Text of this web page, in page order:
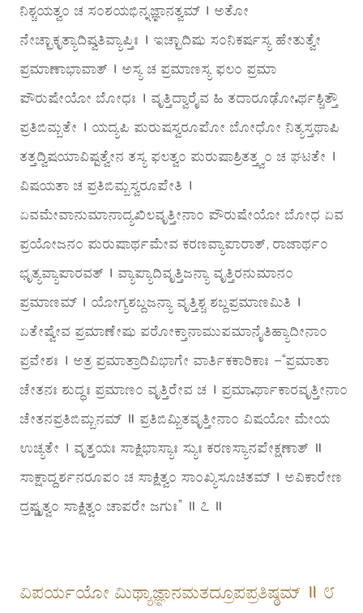
ನಿಶ್ಚಯತ್ವಂ ಚ ಸಂಶಯಭಿನ್ನಜ್ಞಾನತ್ವಮ್ । ಅತೋ
ನೇಚ್ಛಾಕೃತ್ಯಾದಿಷ್ವತಿವ್ಯಾಪ್ತಿಃ । ಇಚ್ಛಾದಿಷು ಸಂನಿಕರ್ಷಸ್ಯ ಹೇತುತ್ವೇ
ಪ್ರಮಾಣಾಭಾವಾತ್ । ಅಸ್ಯ ಚ ಪ್ರಮಾಣಸ್ಯ ಫಲಂ ಪ್ರಮಾ
ಪೌರುಷೇಯೋ ಬೋಧಃ । ವೃತ್ತಿದ್ವಾರೈವ ಹಿ ತದಾರೂಢೋಽರ್ಥಶ್ಚಿತ್ತೌ
ಪ್ರತಿಬಿಮ್ಬತೇ । ಯದ್ಯಪಿ ಪುರುಷಸ್ವರೂಪೋ ಬೋಧೋ ನಿತ್ಯಸ್ತಥಾಪಿ
ತತ್ತದ್ವಿಷಯಾವಿಷ್ಟತ್ವೇನ ತಸ್ಯ ಫಲತ್ವಂ ಪುರುಷಾಶ್ರಿತತ್ತ್ವಂ ಚ ಘಟತೇ ।
ವಿಷಯತಾ ಚ ಪ್ರತಿಬಿಮ್ಬಸ್ವರೂಪೇತಿ ।
ಏವಮೇವಾನುಮಾನಾದ್ಯಖಿಲವೃತ್ತೀನಾಂ ಪೌರುಷೇಯೋ ಬೋಧ ಏವ
ಪ್ರಯೋಜನಂ ಪುರುಷಾರ್ಥಮೇವ ಕರಣವ್ಯಾಪಾರಾತ್, ರಾಜಾರ್ಥಂ
ಭೃತ್ಯವ್ಯಾಪಾರವತ್ । ವ್ಯಾಪ್ಯಾದಿವೃತ್ತಿಜನ್ಯಾ ವೃತ್ತಿರನುಮಾನಂ
ಪ್ರಮಾಣಮ್ । ಯೋಗ್ಯಶಬ್ದಜನ್ಯಾ ವೃತ್ತಿಶ್ಚ ಶಬ್ದಪ್ರಮಾಣಮಿತಿ ।
ಏತೇಷ್ವೇವ ಪ್ರಮಾಣೇಷು ಪರೋಕ್ತಾನಾಮುಪಮಾನೈತಿಹ್ಯಾದೀನಾಂ
ಪ್ರವೇಶಃ । ಅತ್ರ ಪ್ರಮಾತ್ರಾದಿವಿಭಾಗೇ ವಾರ್ತಿಕಕಾರಿಕಾಃ –“ಪ್ರಮಾತಾ
ಚೇತನಃ ಶುದ್ಧಃ ಪ್ರಮಾಣಂ ವೃತ್ತಿರೇವ ಚ । ಪ್ರಮಾಽರ್ಥಾಕಾರವೃತ್ತೀನಾಂ
ಚೇತನಪ್ರತಿಬಿಮ್ಬನಮ್ ॥ ಪ್ರತಿಬಿಮ್ಬಿತವೃತ್ತೀನಾಂ ವಿಷಯೋ ಮೇಯ
ಉಚ್ಯತೇ । ವೃತ್ತಯಃ ಸಾಕ್ಷಿಭಾಸ್ಯಾಃ ಸ್ಯುಃ ಕರಣಸ್ಯಾನಪೇಕ್ಷಣಾತ್ ॥
ಸಾಕ್ಷಾದ್ದರ್ಶನರೂಪಂ ಚ ಸಾಕ್ಷಿತ್ವಂ ಸಾಂಖ್ಯಸೂಚಿತಮ್ । ಅವಿಕಾರೇಣ
ದ್ರಷ್ಟೃತ್ವಂ ಸಾಕ್ಷಿತ್ವಂ ಚಾಪರೇ ಜಗುಃ” ॥ ೭ ॥
ವಿಪರ್ಯಯೋ ಮಿಥ್ಯಾಜ್ಞಾನಮತದ್ರೂಪಪ್ರತಿಷ್ಠಮ್ ॥ ೮